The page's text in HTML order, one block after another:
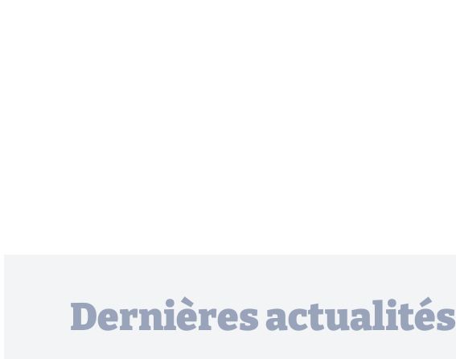
Dernières actualités